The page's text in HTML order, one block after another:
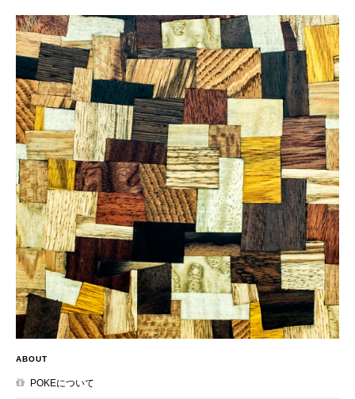
ABOUT
POKEについて